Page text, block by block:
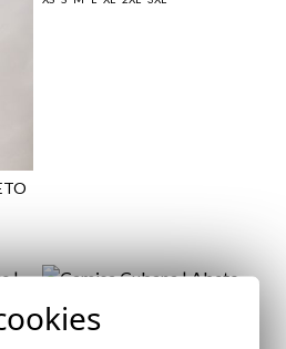
|
CAMISA CUBANA | ABETO
44,95 € / 49,95 €